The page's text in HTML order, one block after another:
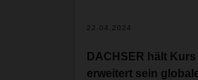
22.04.2024
DACHSER hält Kurs
erweitert sein